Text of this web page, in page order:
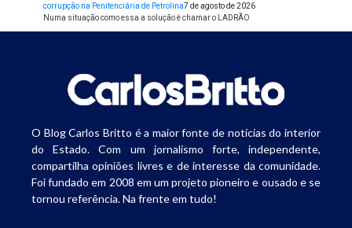
corrupção na Penitenciária de Petrolina7 de agosto de 2026
Numa situação como essa a solução é chamar o LADRÃO
O Blog Carlos Britto é a maior fonte de notícias do interior
do Estado. Com um jornalismo forte, independente,
compartilha opiniões livres e de interesse da comunidade.
Foi fundado em 2008 em um projeto pioneiro e ousado e se
tornou referência. Na frente em tudo!